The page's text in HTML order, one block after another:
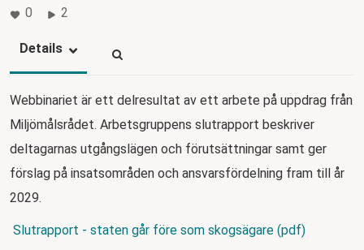
0 2
Details
Webbinariet är ett delresultat av ett arbete på uppdrag från
Miljömålsrådet. Arbetsgruppens slutrapport beskriver
deltagarnas utgångslägen och förutsättningar samt ger
förslag på insatsområden och ansvarsfördelning fram till år
2029.
Slutrapport - staten går före som skogsägare (pdf)